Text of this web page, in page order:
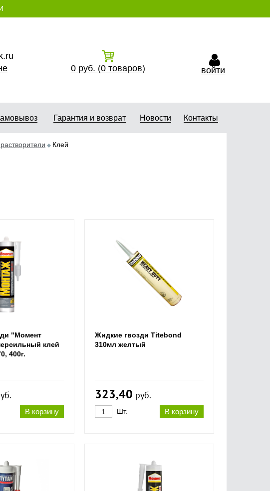
0 руб. (0 товаров) войти
Гарантия и возврат Новости Контакты
Клей
"Момент
клей
400г.
В корзину
Жидкие гвозди Titebond
310мл желтый
323,40 руб.
В корзину
Шт.